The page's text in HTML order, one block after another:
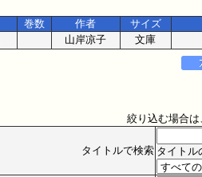
巻数 作者
サイズ
山岸凉子 文庫
絞り込む場合
タイトルで検索 タイトル